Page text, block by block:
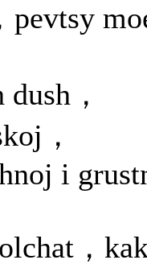
pevtsy
，
，
i
，